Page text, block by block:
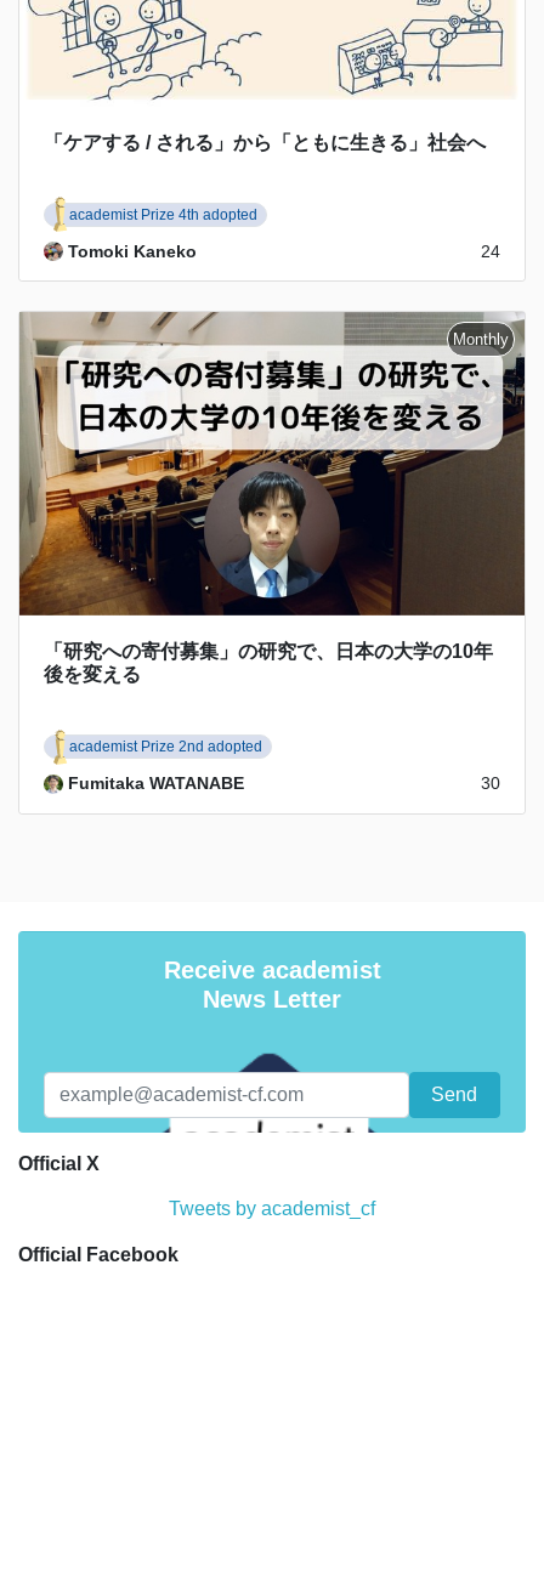
「ケアする / される」から「ともに生きる」社会へ
academist Prize 4th adopted
Tomoki Kaneko 24
「研究への寄付募集」の研究で、日本の大学の10年
後を変える
academist Prize 2nd adopted
Fumitaka WATANABE 30
Receive academist
News Letter
Official X
Tweets by academist_cf
Official Facebook